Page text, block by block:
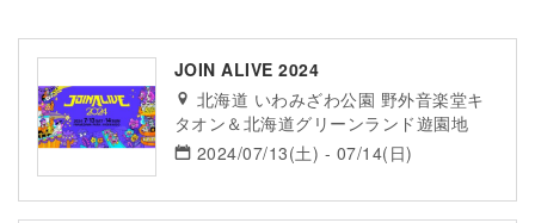
JOIN ALIVE 2024
北海道 いわみざわ公園 野外音楽堂キ
タオン＆北海道グリーンランド遊園地
2024/07/13(土) - 07/14(日)